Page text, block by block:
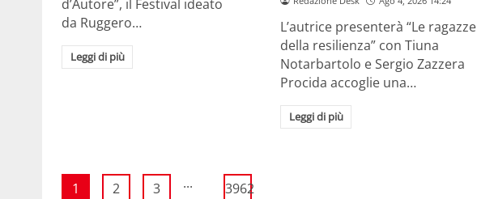
d’Autore”, il Festival ideato
da Ruggero…
Leggi di più
L’autrice presenterà “Le ragazze
della resilienza” con Tiuna
Notarbartolo e Sergio Zazzera
Procida accoglie una…
Leggi di più
1 2 3 ... 3962